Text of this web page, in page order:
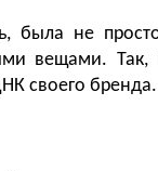
была не
вещами.
своего бренда.